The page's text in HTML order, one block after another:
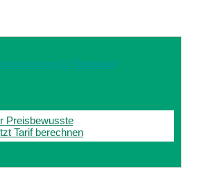
Preisbewusste
Tarif berechnen